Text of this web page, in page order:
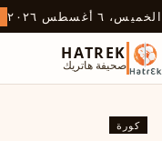
الخميس، ٦ أغسطس ٢٠٢٦
HATREK
صحيفة هاتريك
كورة